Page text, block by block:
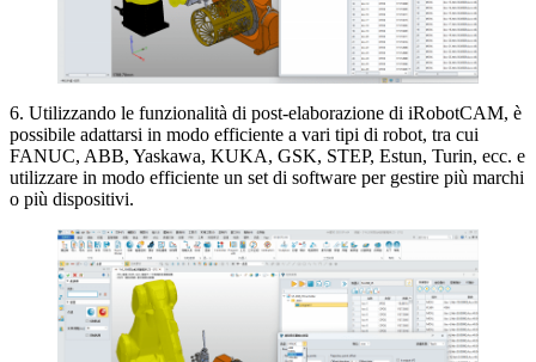
6. Utilizzando le funzionalità di post-elaborazione di iRobotCAM, è
possibile adattarsi in modo efficiente a vari tipi di robot, tra cui
FANUC, ABB, Yaskawa, KUKA, GSK, STEP, Estun, Turin, ecc. e
utilizzare in modo efficiente un set di software per gestire più marchi
o più dispositivi.